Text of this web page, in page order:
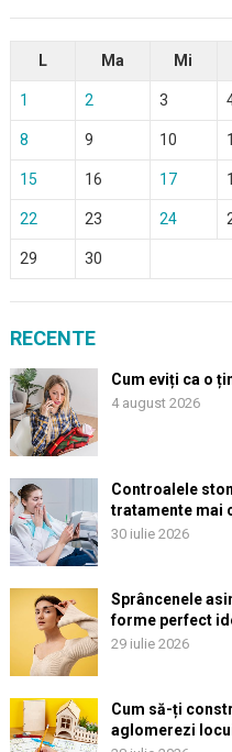
L Ma Mi
1 2 3
8 9 10
15 16 17
22 23 24
29 30
RECENTE
Cum eviți ca o
4 august 2026
Controalele
tratamente mai
30 iulie 2026
Sprâncenele
forme perfect
29 iulie 2026
Cum să-ți
aglomerezi